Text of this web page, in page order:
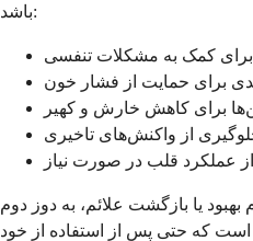
باشد:
کمک به مشکلات تنفسی
برای حمایت از فشار خون
برای کاهش خارش و کهیر
از واکنش‌های تاخیری
عملکرد قلب در صورت نیاز
یا بازگشت علائم، به دوز دوم
است که حتی پس از استفاده از خود